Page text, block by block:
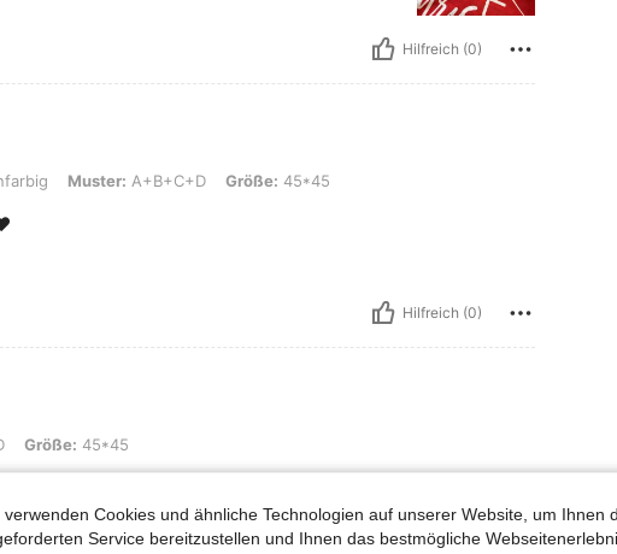
Hilfreich (0)
A+B+C+D, Größe: 45*45
Muster: A+B+C+D Größe: 45*45
Hilfreich (0)
45*45
Größe: 45*45
verwenden Cookies und ähnliche Technologien auf unserer Website, um Ihnen
Service bereitzustellen und Ihnen das bestmögliche